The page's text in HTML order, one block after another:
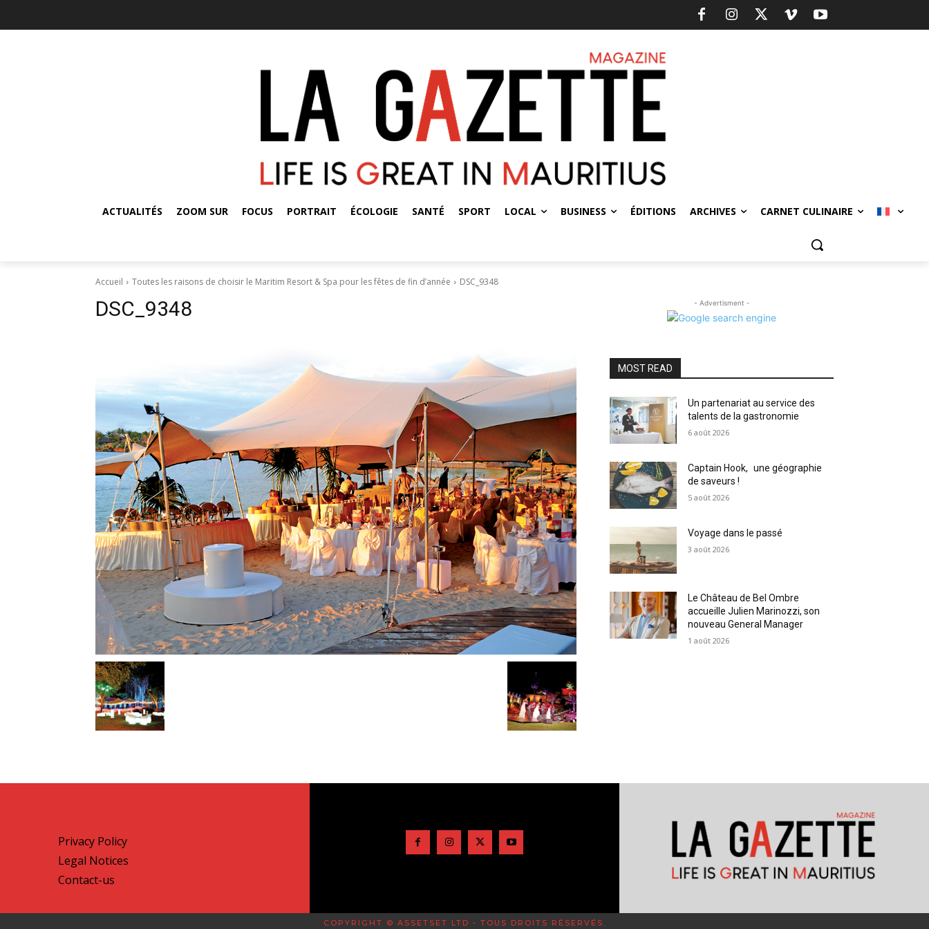
ACTUALITÉS ZOOM SUR FOCUS PORTRAIT ÉCOLOGIE SANTÉ SPORT LOCAL BUSINESS ÉDITIONS ARCHIVES CARNET CULINAIRE
Accueil Toutes les raisons de choisir le Maritim Resort & Spa pour les fêtes de fin d’année DSC_9348
DSC_9348 - Advertisment -
MOST READ
Un partenariat au service des
talents de la gastronomie
6 août 2026
Captain Hook, une géographie
de saveurs !
5 août 2026
Voyage dans le passé
3 août 2026
Le Château de Bel Ombre
accueille Julien Marinozzi, son
nouveau General Manager
1 août 2026
Privacy Policy
Legal Notices
Contact-us
COPYRIGHT © ASSETSET LTD - TOUS DROITS RÉSERVÉS.